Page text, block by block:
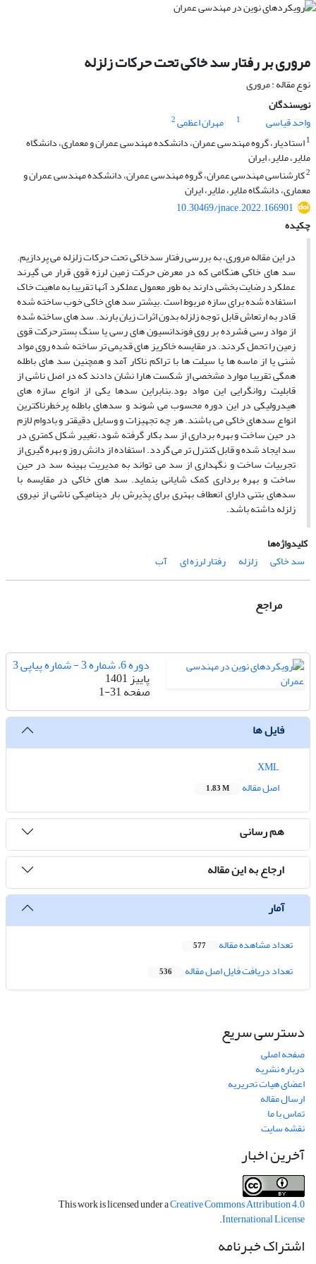
مروری بر رفتار سد خاکی تحت حرکات زلزله
نوع مقاله : مروری
نویسندگان
واحد قیاسی
1 مهران اعظمی2
1استادیار، گروه مهندسی عمران، دانشکده مهندسی عمران و معماری، دانشگاه
ملایر، ملایر، ایران
2کارشناسی مهندسی عمران، گروه مهندسی عمران، دانشکده مهندسی عمران و
معماری، دانشگاه ملایر، ملایر، ایران
10.30469/jnace.2022.166901
چکیده
در این مقاله مروری، به بررسی رفتار سدخاکی تحت حرکات زلزله می پردازیم.
سد های خاکی هنگامی که در معرض حرکت زمین لرزه قوی قرار می گیرند
عملکرد رضایت بخشی دارند به طور معمول عملکرد آنها تقریبا به ماهیت خاک
استفاده شده برای سازه مربوط است .بیشتر سد های خاکی خوب ساخته شده
قادر به ارتعاش قابل توجه زلزله بدون اثرات زیان بارند. سد های ساخته شده
از مواد رسی فشرده بر روی فوندانسیون های رسی یا سنگ بسترحرکت قوی
زمین را تحمل کردند. در مقایسه خاکریز های قدیمی تر ساخته شده روی مواد
شنی یا از ماسه ها یا سیلت ها با تراکم ناکار آمد و همچنین سد های باطله
همگی تقریبا موارد مشخصی از شکست هارا نشان دادند که در اصل ناشی از
قابلیت روانگرایی این مواد بود.بنابراین سدها یکی از انواع سازه های
هیدرولیکی در این دوره محسوب می شوند و سدهای باطله پرخطرناکترین
انواع سدهای خاکی می باشند. هر چه تجهیزات و وسایل دقیقتر و بادوام لازم
در حین ساخت و بهره برداری از سد بکار گرفته شود، تغییر شکل کمتری در
سد ایجاد شده و قابل کنترل تر می گردد. استفاده از دانش روز و بهره گیری از
تجربیات ساخت و نگهداری از سد می تواند به مدیریت بهینه سد در حین
ساخت و بهره برداری کمک شایانی بنماید. سد های خاکی در مقایسه با
سدهای بتنی دارای انعطاف بهتری برای پذیرش بار دینامیکی ناشی از نیروی
زلزله داشته باشد.
کلیدواژه‌ها
سد خاکی
زلزله رفتار لرزه ای آب
مراجع
دوره 6، شماره 3 - شماره پیاپی 3
پاییز 1401
صفحه1-31
فایل ها
اصل مقاله
1.83 M
هم رسانی
ارجاع به این مقاله
آمار
تعداد مشاهده مقاله 577
تعداد دریافت فایل اصل مقاله 536
دسترسی سریع
صفحه اصلی
درباره نشریه
اعضای هیات تحریریه
ارسال مقاله
تماس با ما
نقشه سایت
آخرین اخبار
This work is licensed under aCreative Commons Attribution 4.0
International License
.
اشتراک خبرنامه